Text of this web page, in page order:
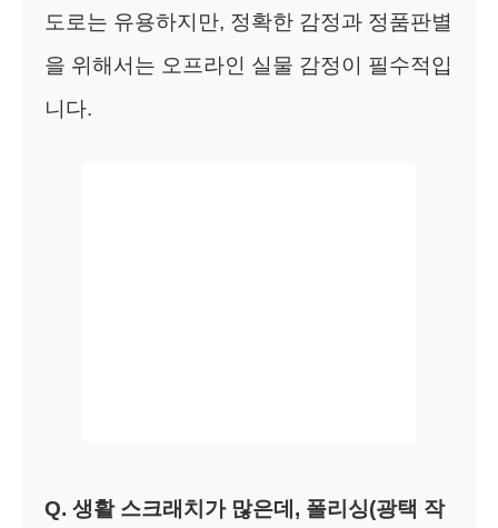
도로는 유용하지만, 정확한 감정과 정품판별
을 위해서는 오프라인 실물 감정이 필수적입
니다.
Q. 생활 스크래치가 많은데, 폴리싱(광택 작